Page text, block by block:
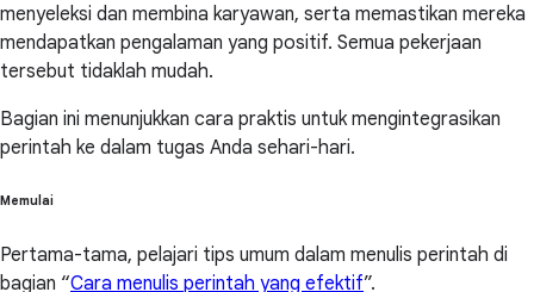
menyeleksi dan membina karyawan, serta memastikan mereka
mendapatkan pengalaman yang positif. Semua pekerjaan
tersebut tidaklah mudah.
Bagian ini menunjukkan cara praktis untuk mengintegrasikan
perintah ke dalam tugas Anda sehari-hari.
Memulai
Pertama-tama, pelajari tips umum dalam menulis perintah di
bagian “Cara menulis perintah yang efektif”.